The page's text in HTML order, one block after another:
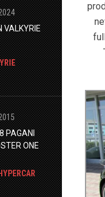
VALKYRIE
PAGANI
ONE